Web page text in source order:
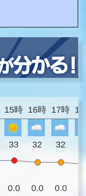
15時 16時 17時
33 32 32
0.0 0.0 0.0